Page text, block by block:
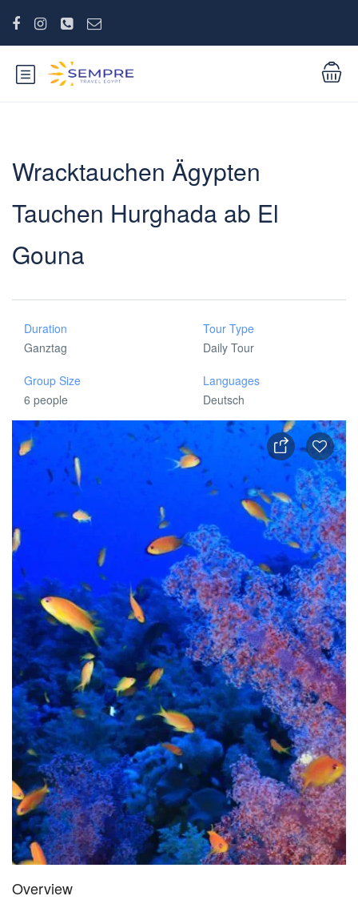
Wracktauchen Ägypten
Tauchen Hurghada ab El
Gouna
Duration
Ganztag
Tour Type
Daily Tour
Group Size
6 people
Languages
Deutsch
Overview